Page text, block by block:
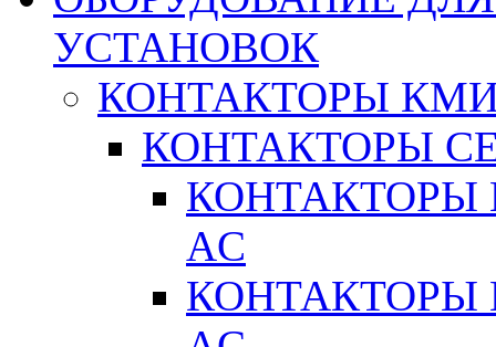
УСТАНОВОК
КОНТАКТОРЫ
КОНТАКТОРЫ
КОНТАКТОРЫ
AC
КОНТАКТОРЫ